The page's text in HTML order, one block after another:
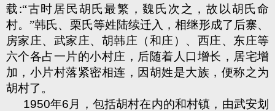
载:“古时居民胡氏最繁，魏氏次之，故以胡氏命
村。”韩氏、栗氏等姓陆续迁入，相继形成了后寨、
房家庄、武家庄、胡韩庄（和庄）、西庄、东庄等
六个各占一片的小村庄，后随着人口增长，居宅增
加，小片村落紧密相连，因胡姓是大族，便称之为
胡村了。
1950年6 月，包括胡村在内的和村镇，由武安划